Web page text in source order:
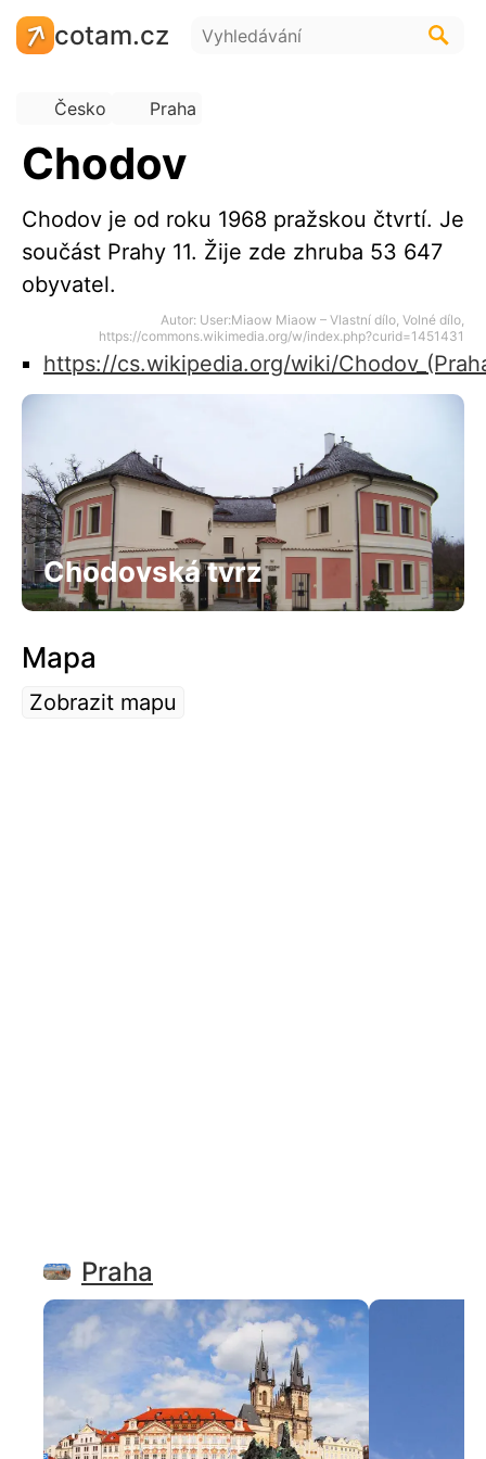
cotam.cz
Česko Praha
Chodov
Chodov je od roku 1968 pražskou čtvrtí. Je
součást Prahy 11. Žije zde zhruba 53 647
obyvatel.
Autor: User:Miaow Miaow – Vlastní dílo, Volné dílo,
https://commons.wikimedia.org/w/index.php?curid=1451431
https://cs.wikipedia.org/wiki/
Chodovská tvrz
Mapa
Zobrazit mapu
Praha